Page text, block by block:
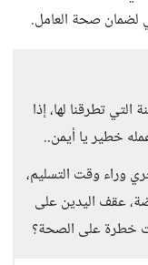
لضمان صحة العامل.
تطرقنا لها، إذا
خطير يا أيمن..
وراء وقت التسليم،
عقف اليدين على